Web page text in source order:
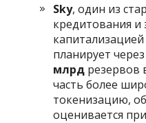
Sky, один из
кредитования и
планирует через
млрд резервов
часть более
токенизацию,
оценивается